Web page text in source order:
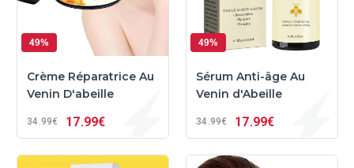
49%
Crème Réparatrice Au
Venin D'abeille
34 99€ 17 99€
49%
Sérum Anti-âge Au
Venin d'Abeille
34 99€ 17 99€